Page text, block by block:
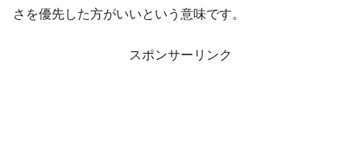
さを優先した方がいいという意味です。
スポンサーリンク